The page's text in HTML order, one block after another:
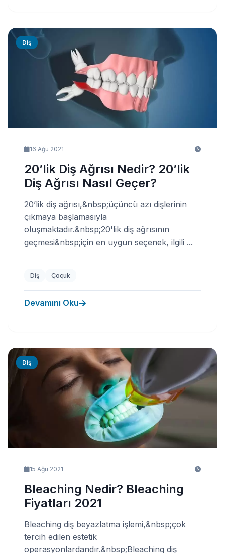
Diş
16 Ağu 2021
20’lik Diş Ağrısı Nedir? 20’lik
Diş Ağrısı Nasıl Geçer?
20’lik diş ağrısı,&nbsp;üçüncü azı dişlerinin
çıkmaya başlamasıyla
oluşmaktadır.&nbsp;20'lik diş ağrısının
geçmesi&nbsp;için en uygun seçenek, ilgili ...
Diş Çoçuk
Devamını Oku
Diş
15 Ağu 2021
Bleaching Nedir? Bleaching
Fiyatları 2021
Bleaching diş beyazlatma işlemi,&nbsp;çok
tercih edilen estetik
operasyonlardandır.&nbsp;Bleaching diş